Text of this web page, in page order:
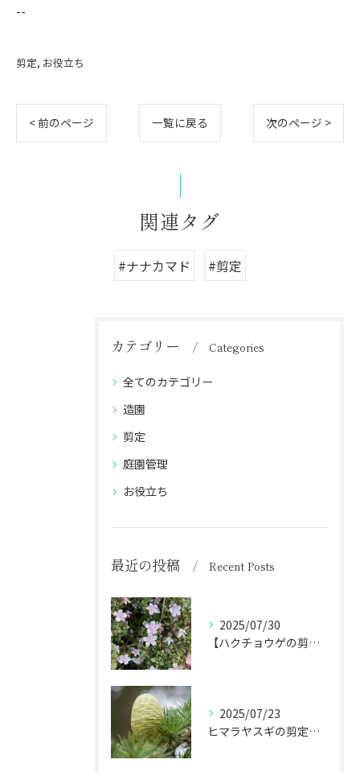
--
剪定 お役立ち
< 前のページ 一覧に戻る 次のページ >
関連タグ
#ナナカマド #剪定
カテゴリー Categories
全てのカテゴリー
造園
剪定
庭園管理
お役立ち
最近の投稿 Recent Posts
2025/07/30
【ハクチョウゲの剪定】白い花を長く楽しむ剪定時期を完全ガイド
2025/07/23
ヒマラヤスギの剪定で庭のシンボルを魅力的に！